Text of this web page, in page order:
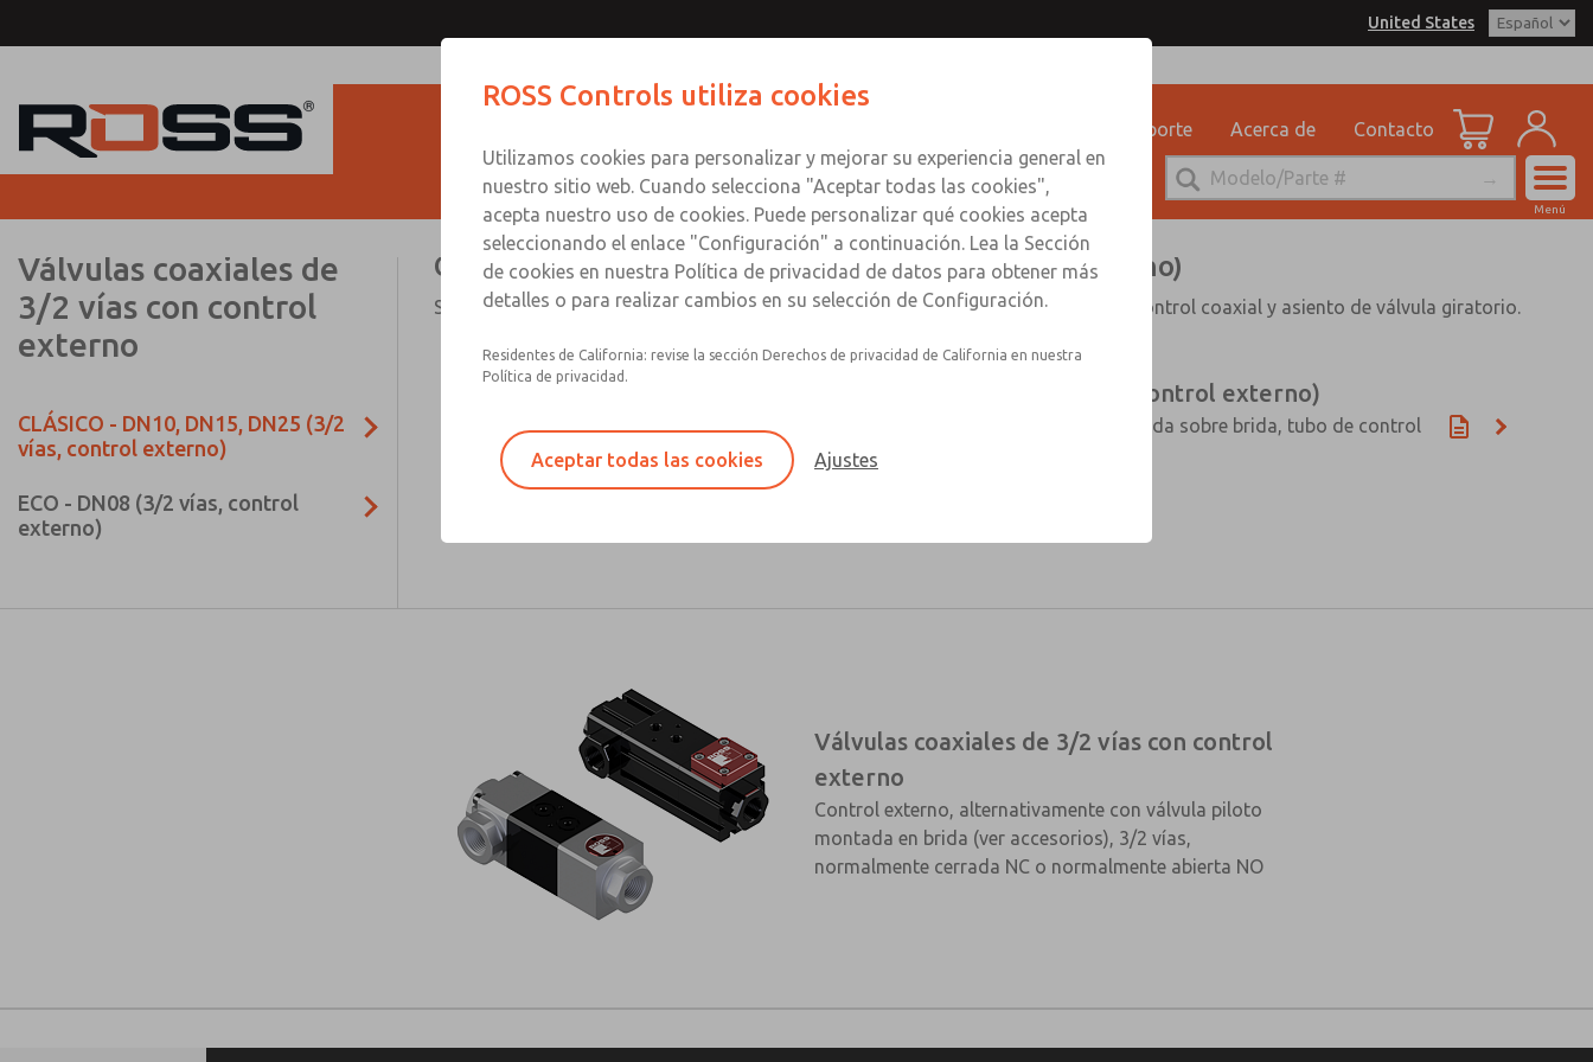
United States
Soporte Acerca de Contacto
Cuenta
Menú
Válvulas coaxiales de
3/2 vías con control
externo
CLÁSICO - DN10, DN15, DN25 (3/2
vías, control externo)
ECO - DN08 (3/2 vías, control
externo)
CLÁSICO - DN10, DN15, DN25 (3/2 vías, control externo)
Serie CLASSIC, alternativamente con válvula piloto montada sobre brida, tubo de control coaxial y asiento de válvula giratorio.
CLÁSICO - DN10, DN15, DN25 (3/2 vías con control externo)
Serie CLASSIC, alternativamente con válvula piloto montada sobre brida, tubo de control
coaxial y asiento de válvula giratorio.
Válvulas coaxiales de 3/2 vías con control
externo
Control externo, alternativamente con válvula piloto
montada en brida (ver accesorios), 3/2 vías,
normalmente cerrada NC o normalmente abierta NO
ROSS Controls utiliza cookies
Utilizamos cookies para personalizar y mejorar su experiencia general en
nuestro sitio web. Cuando selecciona "Aceptar todas las cookies",
acepta nuestro uso de cookies. Puede personalizar qué cookies acepta
seleccionando el enlace "Configuración" a continuación. Lea la Sección
de cookies en nuestra Política de privacidad de datos para obtener más
detalles o para realizar cambios en su selección de Configuración.
Residentes de California: revise la sección Derechos de privacidad de California en nuestra
Política de privacidad.
Aceptar todas las cookies Ajustes